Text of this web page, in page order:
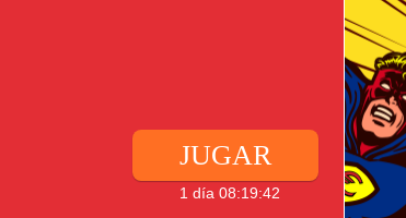
JUGAR
1 día 08:19:42